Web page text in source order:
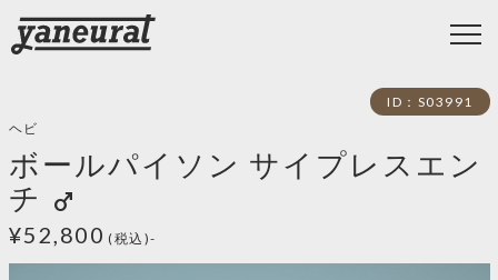
ID：S03991
ヘビ
ボールパイソン サイプレスエン
チ male
¥52,800 (税込)-